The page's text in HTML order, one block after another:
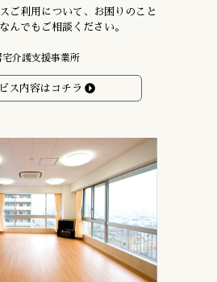
ご利用について、お困りのこと
んでもご相談ください。
宅介護支援事業所
ス内容はコチラ